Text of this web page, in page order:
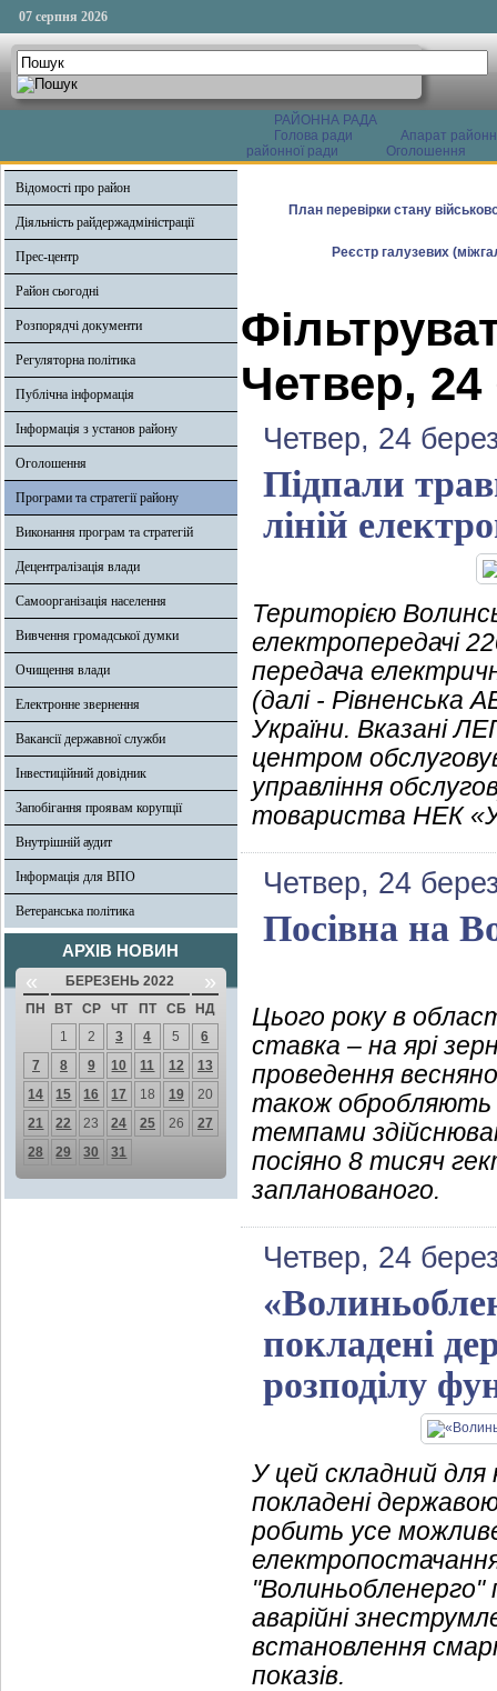
07 серпня 2026
РАЙОННА РАДА
Голова ради
Апарат
районної ради
Оголошення
Відомості про район
Діяльність райдержадміністрації
Прес-центр
Район сьогодні
Розпорядчі документи
Регуляторна політика
Публічна інформація
Інформація з установ району
Оголошення
Програми та стратегії району
Виконання програм та стратегій
Децентралізація влади
Самоорганізація населення
Вивчення громадської думки
Очищення влади
Електронне звернення
Вакансії державної служби
Інвестиційний довідник
Запобігання проявам корупції
Внутрішній аудит
Інформація для ВПО
Ветеранська політика
АРХІВ НОВИН
« БЕРЕЗЕНЬ 2022 »
ПН ВТ СР ЧТ ПТ СБ
НД
1
2 3 4 5
6
7
8 9 10 11 12
13
14
15 16 17 18 19
20
21
22 23 24 25 26
27
28
29 30 31
План перевірки стану
Реєстр галузевих
Четвер, 24
Четвер, 24
Підпали
ліній
Територією
електропередачі
передача
(далі - Рівненська
України. Вказані
центром
управління
товариства НЕК
Четвер, 24
Посівна на
Цього року в
ставка – на ярі
проведення
також обробляють
темпами
посіяно 8 тисяч
запланованого.
Четвер, 24
покладені
розподілу
У цей складний для
покладені
робить усе
електропостачання
"Волиньобленерго"
аварійні
встановлення
показів.